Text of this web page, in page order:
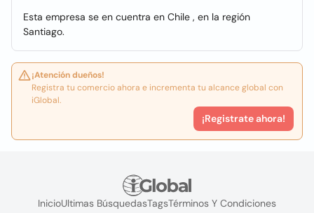
Esta empresa se en cuentra en Chile , en la región
Santiago.
¡Atención dueños!
Registra tu comercio ahora e incrementa tu alcance global con
iGlobal.
¡Registrate ahora!
InicioUltimas BúsquedasTagsTérminos Y Condiciones